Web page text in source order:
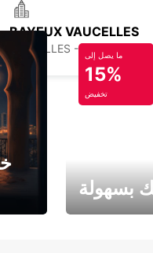
BAYEUX VAUCELLES
VAUCELLES - FRANCE
ما يصل إلى
15%
تخفيض
بسهولة